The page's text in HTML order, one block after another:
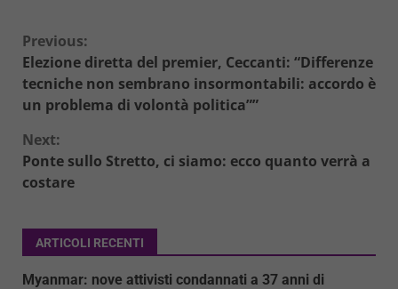
Continue
Reading
Previous:
Elezione diretta del premier, Ceccanti: “Differenze
tecniche non sembrano insormontabili: accordo è
un problema di volontà politica””
Next:
Ponte sullo Stretto, ci siamo: ecco quanto verrà a
costare
ARTICOLI RECENTI
Myanmar: nove attivisti condannati a 37 anni di